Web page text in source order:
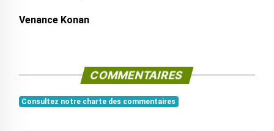
Venance Konan
COMMENTAIRES
Consultez notre charte des commentaires